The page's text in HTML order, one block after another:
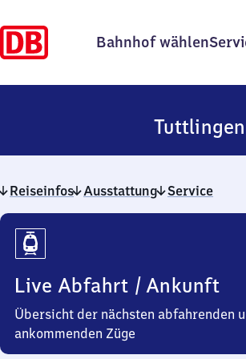
Bahnhof wählen
Tuttlingen
Reiseinfos Ausstattung Service
Reiseinfos
Live Abfahrt / Ankunft
Übersicht der nächsten abfahrenden
ankommenden Züge